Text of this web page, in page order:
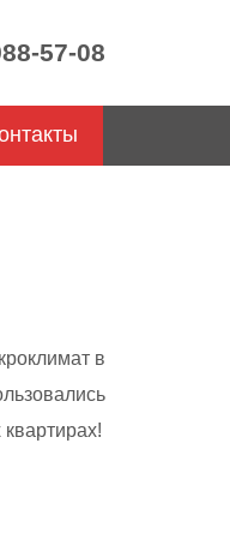
57-08
в